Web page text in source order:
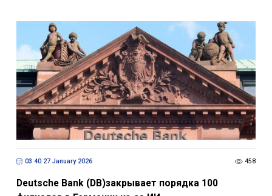
03:40 27 January 2026
Deutsche Bank (DB)закрывает порядка 100